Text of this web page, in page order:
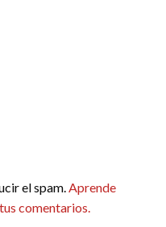
el spam. Aprende
comentarios.